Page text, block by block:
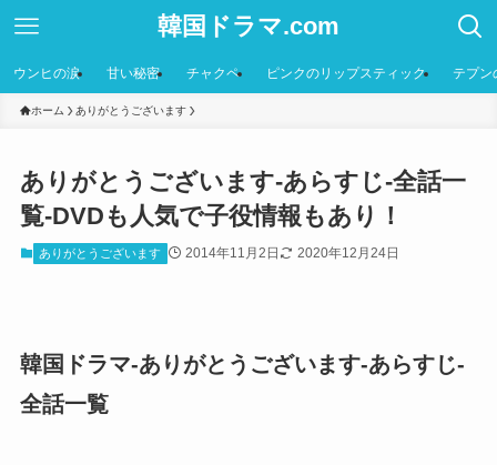
韓国ドラマ.com
ウンヒの涙 甘い秘密 チャクペ ピンクのリップスティック テプン
ホーム ありがとうございます
ありがとうございます-あらすじ-全話一
覧-DVDも人気で子役情報もあり！
ありがとうございます 2014年11月2日 2020年12月24日
韓国ドラマ-ありがとうございます-あらすじ-
全話一覧